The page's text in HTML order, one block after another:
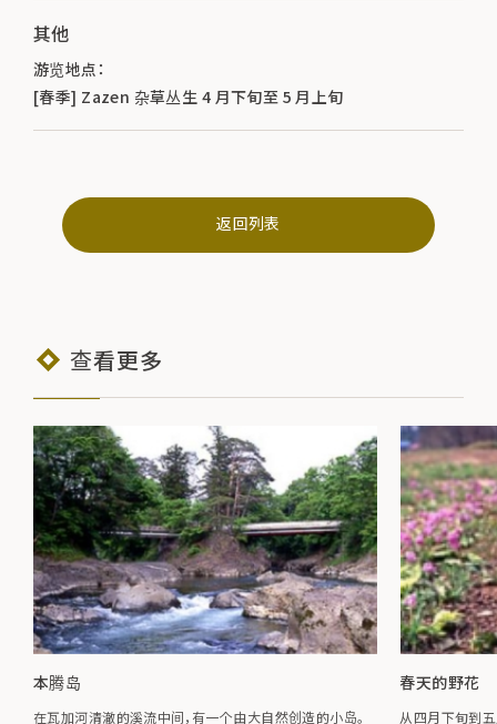
其他
游览地点：
[春季] Zazen 杂草丛生 4 月下旬至 5 月上旬
返回列表
查看更多
本腾岛
在瓦加河清澈的溪流中间，有一个由大自然创造的小岛。
春天的野花
从四月下旬到五